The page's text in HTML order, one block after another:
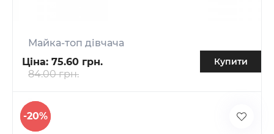
Майка-топ дівчача
Ціна: 75.60 грн.
84.00 грн.
Купити
-20%